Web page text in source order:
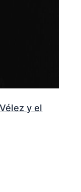
y el